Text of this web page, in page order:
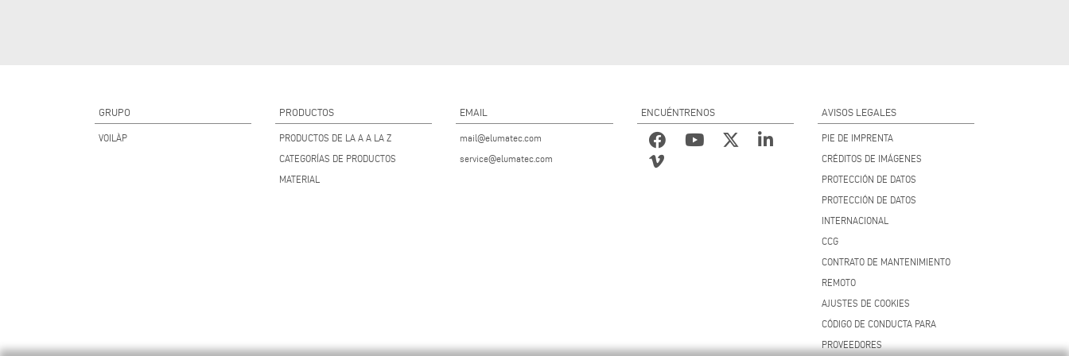
GRUPO
VOILÀP
PRODUCTOS
PRODUCTOS DE LA A A LA Z
CATEGORÍAS DE PRODUCTOS
MATERIAL
EMAIL
mail@elumatec.com
service@elumatec.com
ENCUÉNTRENOS AVISOS LEGALES
PIE DE IMPRENTA
CRÉDITOS DE IMÁGENES
PROTECCIÓN DE DATOS
PROTECCIÓN DE DATOS
INTERNACIONAL
CCG
CONTRATO DE MANTENIMIENTO
REMOTO
AJUSTES DE COOKIES
CÓDIGO DE CONDUCTA PARA
PROVEEDORES